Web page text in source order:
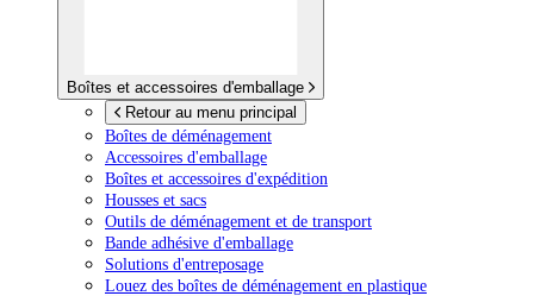
Boîtes et accessoires d'emballage
Retour au menu principal
Boîtes de déménagement
Accessoires d'emballage
Boîtes et accessoires d'expédition
Housses et sacs
Outils de déménagement et de transport
Bande adhésive d'emballage
Solutions d'entreposage
Louez des boîtes de déménagement en plastique